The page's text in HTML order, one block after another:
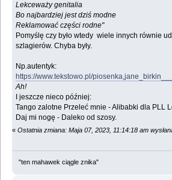
Lekceważy genitalia
Bo najbardziej jest dziś modne
Reklamować części rodne"
Pomyślę czy było wtedy wiele innych równie
szlagierów. Chyba były.
Np.autentyk:
https://www.tekstowo.pl/
Ah!
I jeszcze nieco później:
Tango zalotne Przeleć mnie - Alibabki dla PLL
Daj mi nogę - Daleko od szosy.
« Ostatnia zmiana: Maja 07, 2023, 11:14:18 am
"ten mahawek ciągle znika"